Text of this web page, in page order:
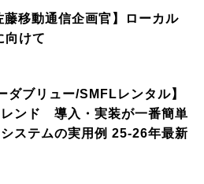
藤移動通信企画官】ローカル
向けて
ダブリュー/SMFLレンタル】
レンド 導入・実装が一番簡単
ステムの実用例 25-26年最新